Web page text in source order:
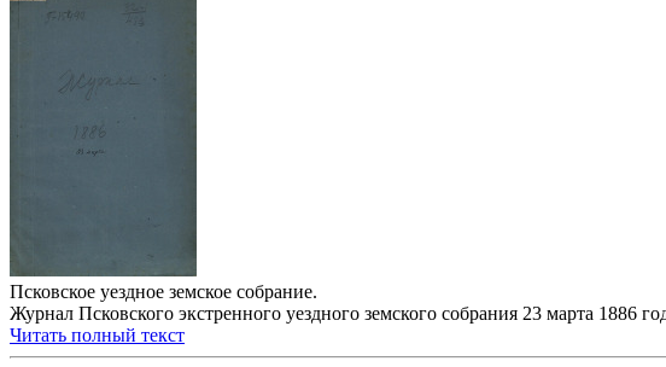
Псковское уездное земское собрание.
Журнал Псковского экстренного уездного земского собрания 23 марта 1886
Читать полный текст